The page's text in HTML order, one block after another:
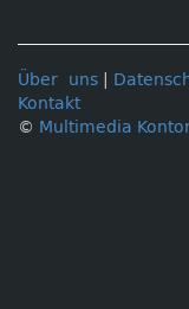
Über uns
Kontakt
© Multimedia